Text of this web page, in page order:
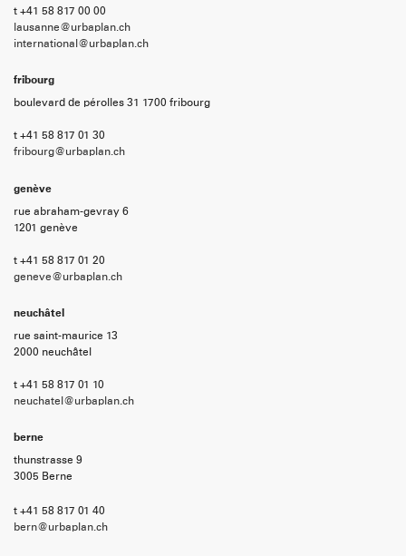
t +41 58 817 00 00
lausanne@urbaplan.ch
international@urbaplan.ch
fribourg
boulevard de pérolles 31 1700 fribourg
t +41 58 817 01 30
fribourg@urbaplan.ch
genève
rue abraham-gevray 6
1201 genève
t +41 58 817 01 20
geneve@urbaplan.ch
neuchâtel
rue saint-maurice 13
2000 neuchâtel
t +41 58 817 01 10
neuchatel@urbaplan.ch
berne
thunstrasse 9
3005 Berne
t +41 58 817 01 40
bern@urbaplan.ch